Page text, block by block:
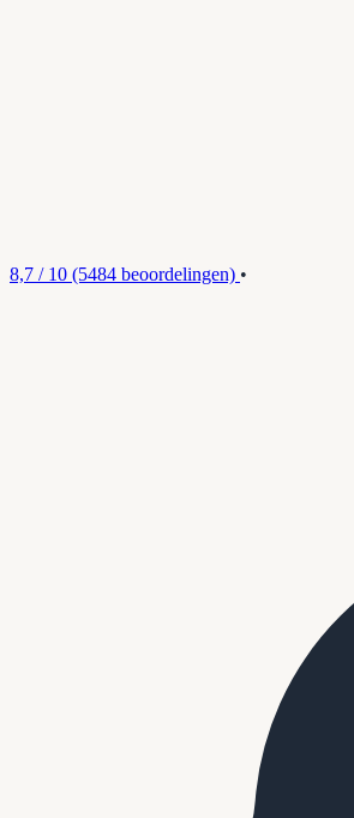
8,7 / 10 (5484 beoordelingen) •